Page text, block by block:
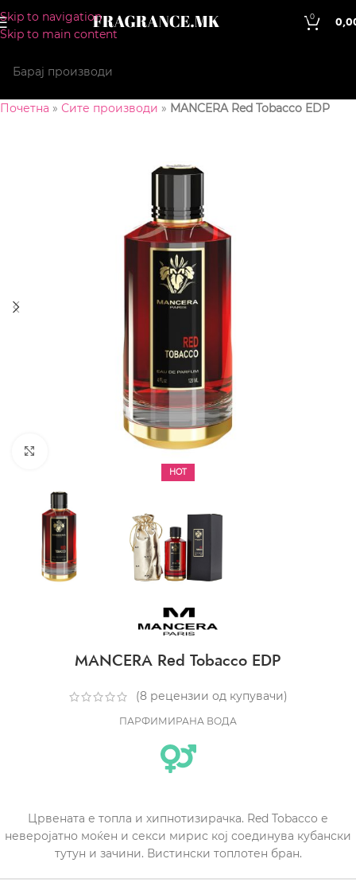
Skip to navigation
Skip to main content
0
Почетна » Сите производи » MANCERA Red Tobacco EDP
HOT
MANCERA Red Tobacco EDP
(8рецензии од купувачи)
ПАРФИМИРАНА ВОДА
Црвената е топла и хипнотизирачка. Red Tobacco е
неверојатно моќен и секси мирис кој соединува кубански
тутун и зачини. Вистински топлотен бран.